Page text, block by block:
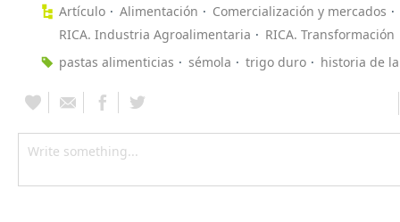
Artículo Alimentación
Comercialización y mercados
RICA. Industria Agroalimentaria
RICA. Transformación
pastas alimenticias
sémola trigo duro historia de